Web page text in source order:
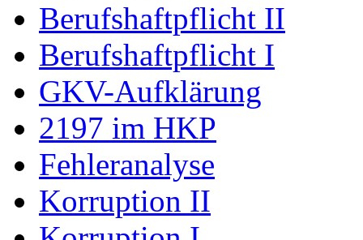
Berufshaftpflicht II
Berufshaftpflicht I
GKV-Aufklärung
2197 im HKP
Fehleranalyse
Korruption II